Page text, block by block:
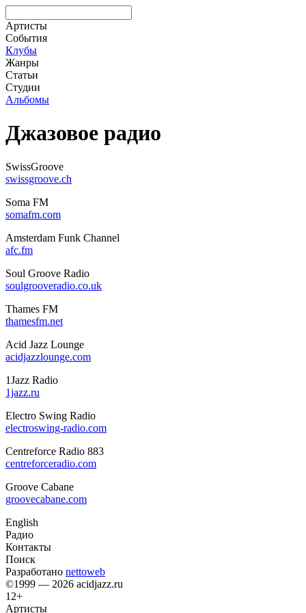
Артисты
События
Клубы
Жанры
Статьи
Студии
Альбомы
Джазовое радио
SwissGroove
swissgroove.ch
Soma FM
somafm.com
Amsterdam Funk Channel
afc.fm
Soul Groove Radio
soulgrooveradio.co.uk
Thames FM
thamesfm.net
Acid Jazz Lounge
acidjazzlounge.com
1Jazz Radio
1jazz.ru
Electro Swing Radio
electroswing-radio.com
Centreforce Radio 883
centreforceradio.com
Groove Cabane
groovecabane.com
English
Радио
Контакты
Поиск
Разработано nettoweb
©1999 — 2026 acidjazz.ru
12+
Артисты